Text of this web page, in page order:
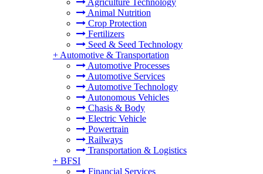
Agriculture Technology
Animal Nutrition
Crop Protection
Fertilizers
Seed & Seed Technology
+ Automotive & Transportation
Automotive Processes
Automotive Services
Automotive Technology
Autonomous Vehicles
Chasis & Body
Electric Vehicle
Powertrain
Railways
Transportation & Logistics
+ BFSI
Financial Services